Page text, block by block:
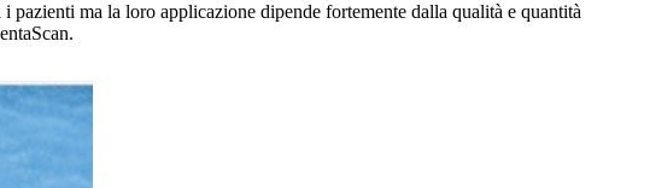
ma la loro applicazione dipende fortemente dalla qualità e quantità